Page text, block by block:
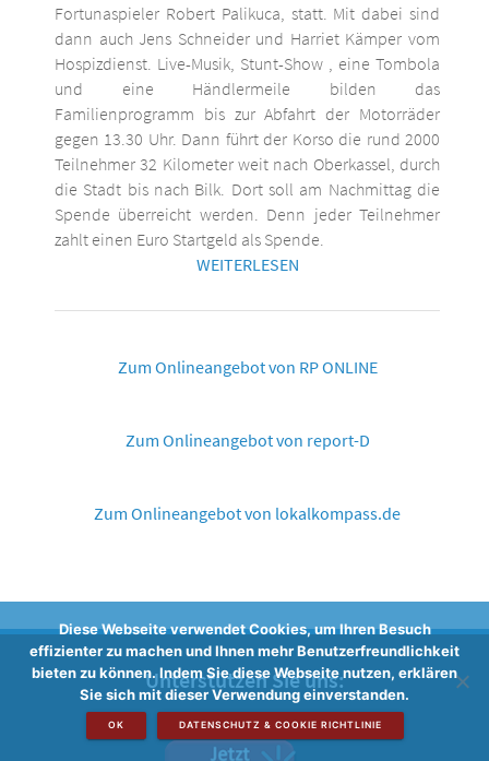
Fortunaspieler Robert Palikuca, statt. Mit dabei sind
dann auch Jens Schneider und Harriet Kämper vom
Hospizdienst. Live-Musik, Stunt-Show , eine Tombola
und eine Händlermeile bilden das
Familienprogramm bis zur Abfahrt der Motorräder
gegen 13.30 Uhr. Dann führt der Korso die rund 2000
Teilnehmer 32 Kilometer weit nach Oberkassel, durch
die Stadt bis nach Bilk. Dort soll am Nachmittag die
Spende überreicht werden. Denn jeder Teilnehmer
zahlt einen Euro Startgeld als Spende.
WEITERLESEN
Zum Onlineangebot von RP ONLINE
Zum Onlineangebot von report-D
Zum Onlineangebot von lokalkompass.de
Unterstützen Sie uns:
Diese Webseite verwendet Cookies, um Ihren Besuch
effizienter zu machen und Ihnen mehr Benutzerfreundlichkeit
bieten zu können. Indem Sie diese Webseite nutzen, erklären
Sie sich mit dieser Verwendung einverstanden.
OK DATENSCHUTZ & COOKIE RICHTLINIE